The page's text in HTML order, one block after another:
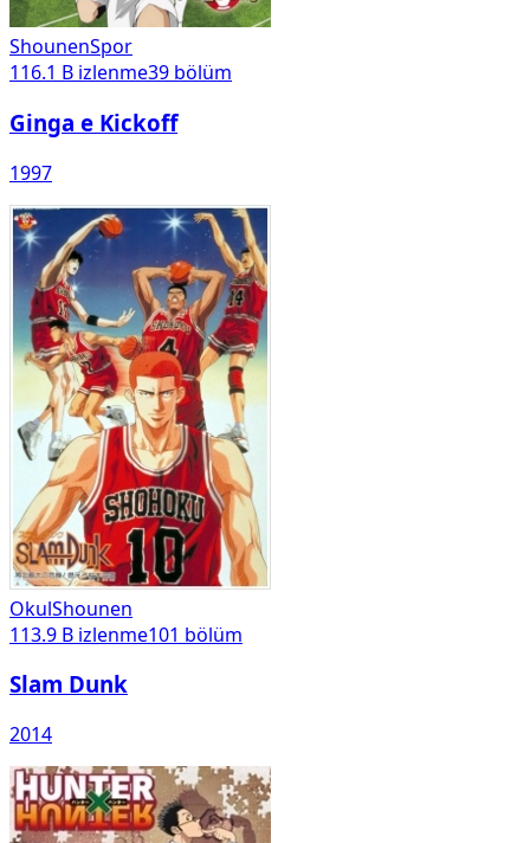
ShounenSpor
116.1 B izlenme39 bölüm
Ginga e Kickoff
1997
OkulShounen
113.9 B izlenme101 bölüm
Slam Dunk
2014